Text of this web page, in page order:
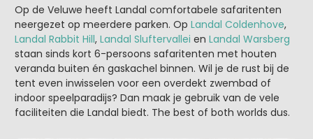
Op de Veluwe heeft Landal comfortabele safaritenten
neergezet op meerdere parken. Op Landal Coldenhove,
Landal Rabbit Hill, Landal Sluftervallei en Landal Warsberg
staan sinds kort 6-persoons safaritenten met houten
veranda buiten én gaskachel binnen. Wil je de rust bij de
tent even inwisselen voor een overdekt zwembad of
indoor speelparadijs? Dan maak je gebruik van de vele
faciliteiten die Landal biedt. The best of both worlds dus.